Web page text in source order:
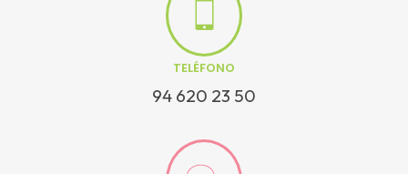
TELÉFONO
94 620 23 50